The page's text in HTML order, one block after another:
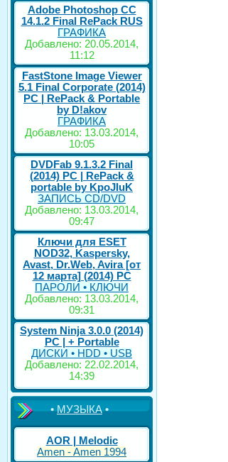
Adobe Photoshop CC
14.1.2 Final RePack RUS
ГРАФИКА
Добавлено: 20.05.2014,
11:12
FastStone Image Viewer
5.1 Final Corporate (2014)
РС | RePack & Portable
by D!akov
ГРАФИКА
Добавлено: 13.03.2014,
10:05
DVDFab 9.1.3.2 Final
(2014) PC | RePack &
portable by KpoJIuK
ЗАПИСЬ CD/DVD
Добавлено: 13.03.2014,
09:47
Ключи для ESET
NOD32, Kaspersky,
Avast, Dr.Web, Avira [от
12 марта] (2014) PC
ПАРОЛИ • КЛЮЧИ
Добавлено: 13.03.2014,
09:31
System Ninja 3.0.0 (2014)
РС | + Portable
ДИСКИ • HDD • USB
Добавлено: 22.02.2014,
14:39
•МУЗЫКА•
AOR | Melodic
Amen - Amen 1994